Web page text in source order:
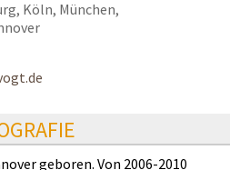
Köln, München,
geboren. Von 2006-2010